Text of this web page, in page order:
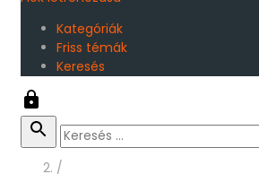
Kategóriák
Friss témák
Keresés
/